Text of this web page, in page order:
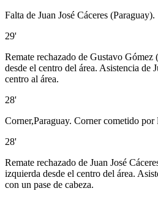
Falta de Juan José Cáceres (Paraguay).
29'
Remate rechazado de Gustavo Gómez
desde el centro del área. Asistencia de
centro al área.
28'
Corner,Paraguay. Corner cometido por
28'
Remate rechazado de Juan José
izquierda desde el centro del área.
con un pase de cabeza.